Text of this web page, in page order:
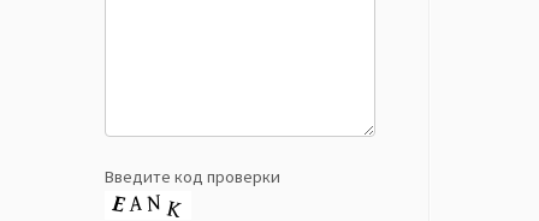
Введите код проверки